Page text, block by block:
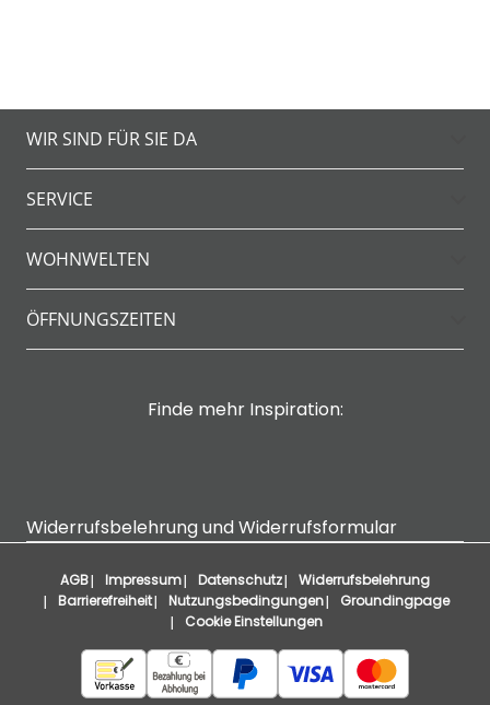
WIR SIND FÜR SIE DA
SERVICE
WOHNWELTEN
ÖFFNUNGSZEITEN
Finde mehr Inspiration:
Widerrufsbelehrung und Widerrufsformular
AGB Impressum Datenschutz
Widerrufsbelehrung
Barrierefreiheit
Nutzungsbedingungen
Groundingpage
Cookie Einstellungen